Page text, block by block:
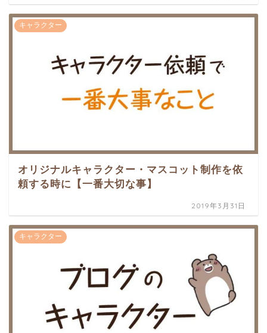
キャラクター
オリジナルキャラクター・マスコット制作を依
頼する時に【一番大切な事】
2019年3月31日
キャラクター